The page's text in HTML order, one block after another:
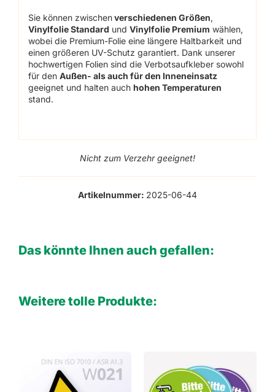
Sie können zwischenverschiedenen Größen,
Vinylfolie Standard undVinylfolie Premium wählen,
wobei die Premium-Folie eine längere Haltbarkeit und
einen größeren UV-Schutz garantiert. Dank unserer
hochwertigen Folien sind die Verbotsaufkleber sowohl
für denAußen- als auch für den Inneneinsatz
geeignet und halten auch hohen Temperaturen
stand.
Nicht zum Verzehr geeignet!
Artikelnummer: 2025-06-44
Das könnte Ihnen auch gefallen:
Weitere tolle Produkte: